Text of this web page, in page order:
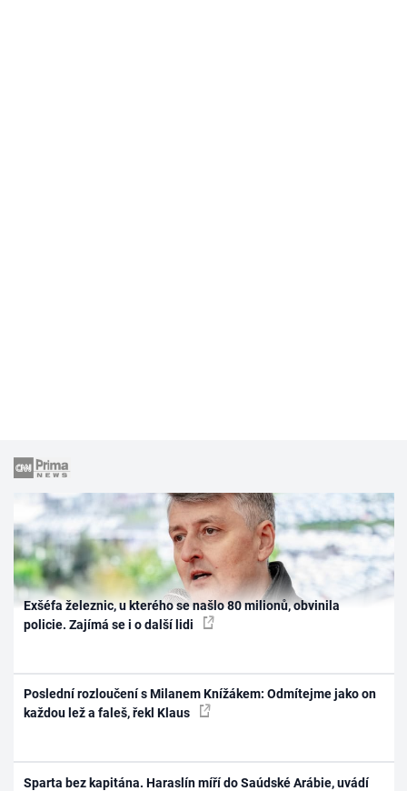
Exšéfa železnic, u kterého se našlo 80 milionů, obvinila
policie. Zajímá se i o další lidi
Poslední rozloučení s Milanem Knížákem: Odmítejme jako on
každou lež a faleš, řekl Klaus
Sparta bez kapitána. Haraslín míří do Saúdské Arábie, uvádí